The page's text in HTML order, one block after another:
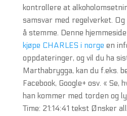
kontrollere at
samsvar med regelverket.
å stemme. Denne
kjøpe CHARLES i norge en
oppdateringer, og vil du ha
Marthabrygga, kan du f.eks.
Facebook, Google+ osv. « Se,
han kommer med torden og
Time: 21:14:41 tekst Ønsker